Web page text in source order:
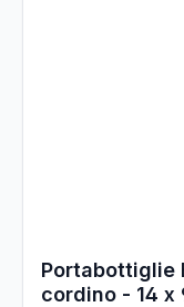
Portabottiglie
cordino - 14